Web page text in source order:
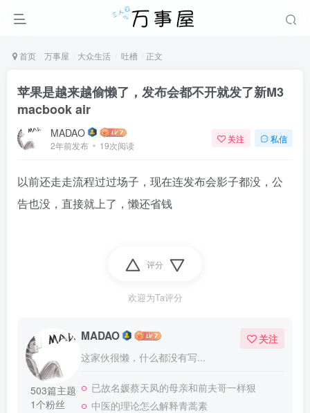
首页 万事屋 大众生活 吐槽 正文
苹果是越来越偷懒了，发布会都不开就发了新M3
macbook air
MADAO
2年前发布 19次阅读
关注 私信
以前还走走流程过过场子，现在连发布会影子都没，公
告也没，直接就上了，懒还省钱
评分
欢迎为Ta评分
503篇主题
1个粉丝
MADAO
这家伙很懒，什么都没有写...
关注
已故名媛蔡天凤的母亲和前夫哥一样狠
中医的理论怎么解释青蒿素